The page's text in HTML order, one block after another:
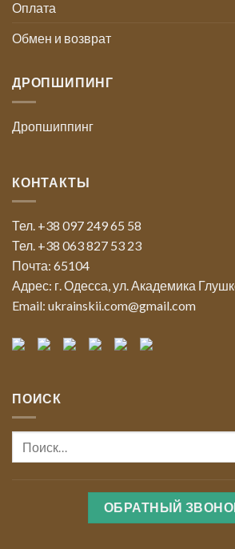
Оплата
Обмен и возврат
ДРОПШИПИНГ
Дропшиппинг
КОНТАКТЫ
Тел. +38 097 249 65 58
Тел. +38 063 827 53 23
Почта: 65104
Адрес: г. Одесса, ул. Академика
Email: ukrainskii.com@gmail.com
ПОИСК
ОБРАТНЫЙ